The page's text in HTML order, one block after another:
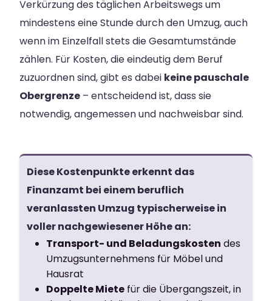
Verkürzung des täglichen Arbeitswegs um
mindestens eine Stunde durch den Umzug, auch
wenn im Einzelfall stets die Gesamtumstände
zählen. Für Kosten, die eindeutig dem Beruf
zuzuordnen sind, gibt es dabei keine pauschale
Obergrenze – entscheidend ist, dass sie
notwendig, angemessen und nachweisbar sind.
Diese Kostenpunkte erkennt das
Finanzamt bei einem beruflich
veranlassten Umzug typischerweise in
voller nachgewiesener Höhe an:
Transport- und Beladungskosten des
Umzugsunternehmens für Möbel und
Hausrat
Doppelte Miete für die Übergangszeit, in